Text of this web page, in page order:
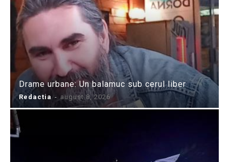
Drame urbane: Un balamuc sub cerul liber
Redactia - august 8, 2026